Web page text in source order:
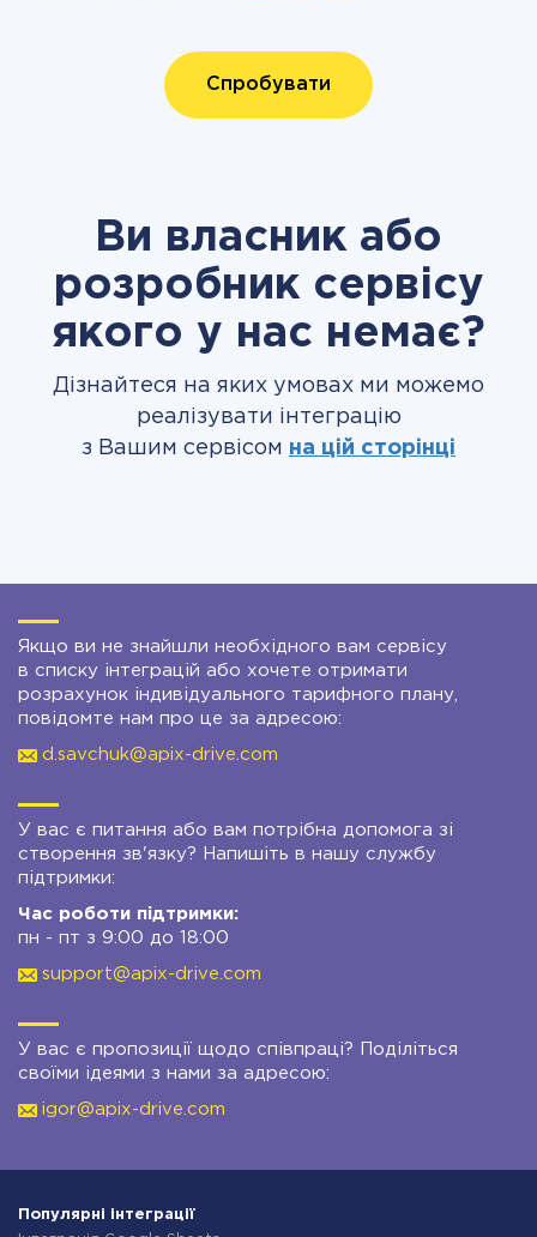
Спробувати
Ви власник або
розробник сервісу
якого у нас немає?
Дізнайтеся на яких умовах ми можемо
реалізувати інтеграцію
з Вашим сервісом на цій сторінці
Якщо ви не знайшли необхідного вам сервісу
в списку інтеграцій або хочете отримати
розрахунок індивідуального тарифного плану,
повідомте нам про це за адресою:
d.savchuk@apix-drive.com
У вас є питання або вам потрібна допомога зі
створення зв'язку? Напишіть в нашу службу
підтримки:
Час роботи підтримки:
пн - пт з 9:00 до 18:00
support@apix-drive.com
У вас є пропозиції щодо співпраці? Поділіться
своїми ідеями з нами за адресою:
igor@apix-drive.com
Популярні інтеграції